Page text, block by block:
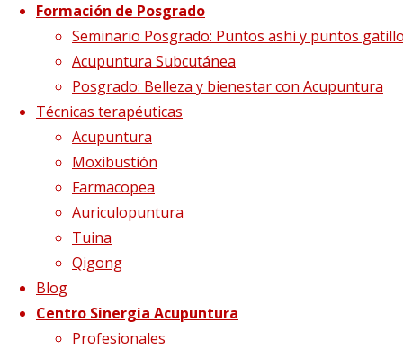
Formación de Posgrado
Seminario Posgrado: Puntos ashi y puntos
Acupuntura Subcutánea
Posgrado: Belleza y bienestar con Acupuntura
Técnicas terapéuticas
Acupuntura
Moxibustión
Farmacopea
Auriculopuntura
Tuina
Qigong
Blog
Centro Sinergia Acupuntura
Profesionales
Programa de
estudios renovado
PROGRAMA DE
ESTUDIOS